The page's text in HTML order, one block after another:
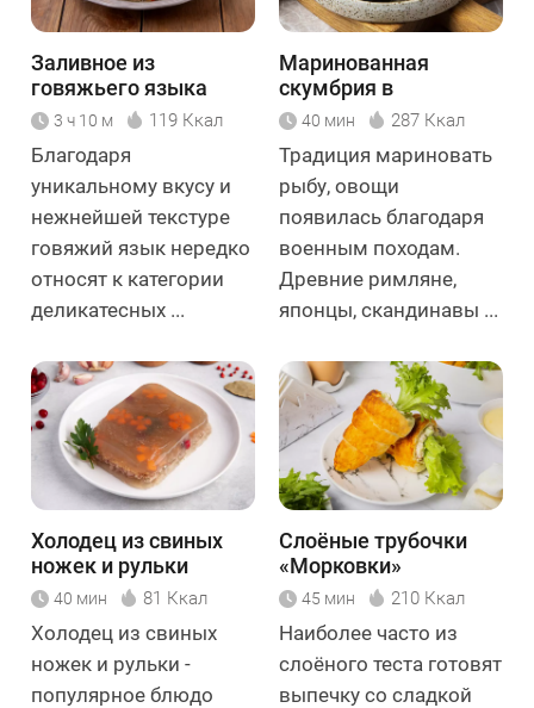
Заливное из
говяжьего языка
3 ч 10 м 119 Ккал
Благодаря
уникальному вкусу и
нежнейшей текстуре
говяжий язык нередко
относят к категории
деликатесных ...
Маринованная
скумбрия в
домашних условиях
40 мин 287 Ккал
Традиция мариновать
рыбу, овощи
появилась благодаря
военным походам.
Древние римляне,
японцы, скандинавы ...
Холодец из свиных
ножек и рульки
40 мин 81 Ккал
Холодец из свиных
ножек и рульки -
популярное блюдо
Слоёные трубочки
«Морковки»
45 мин 210 Ккал
Наиболее часто из
слоёного теста готовят
выпечку со сладкой